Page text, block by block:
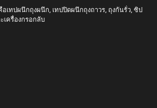
ทปผนึกถุงผนึก, เทปปิดผนึกถุงถาวร, ถุงกันรั่ว, ซิป
เครื่องกรอกลับ